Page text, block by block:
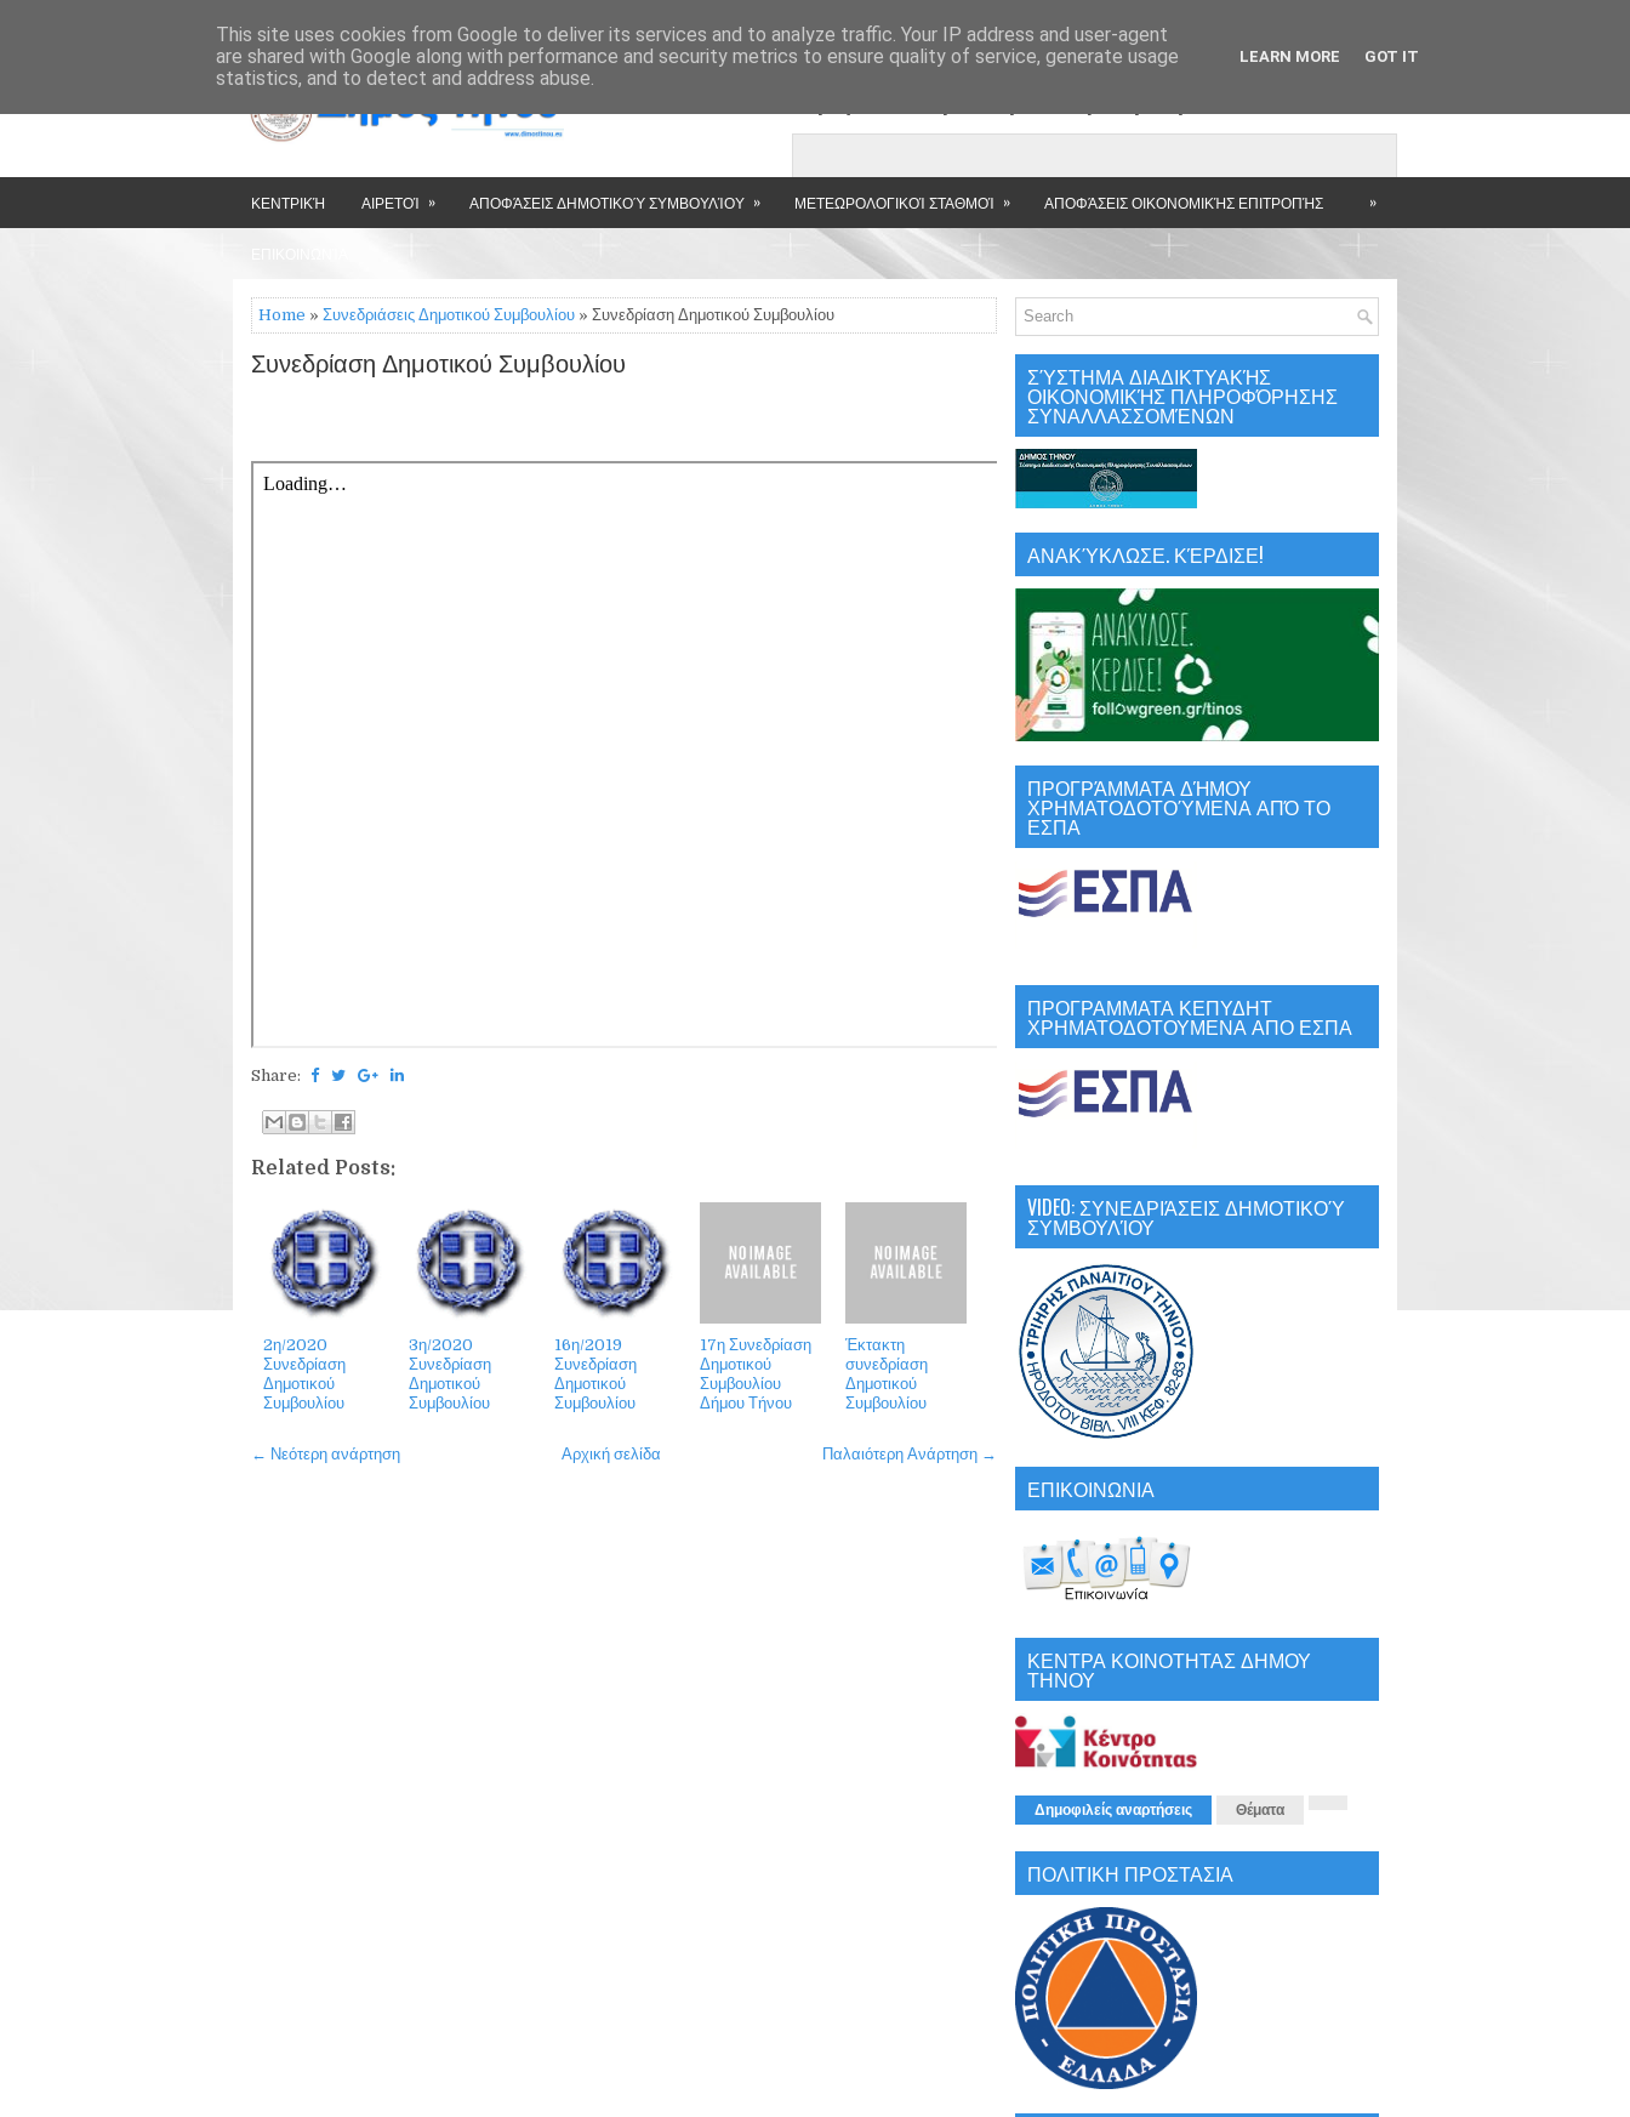
HOME ΔΉΜΟΣ ΤΉΝΟΥ » » »
ΚΕΝΤΡΙΚΉ ΑΙΡΕΤΟΊ » ΑΠΟΦΆΣΕΙΣ ΔΗΜΟΤΙΚΟΎ ΣΥΜΒΟΥΛΊΟΥ » ΜΕΤΕΩΡΟΛΟΓΙΚΟΊ ΣΤΑΘΜΟΊ » ΑΠΟΦΆΣΕΙΣ ΟΙΚΟΝΟΜΙΚΉΣ ΕΠΙΤΡΟΠΉΣ »
Home » Συνεδριάσεις Δημοτικού Συμβουλίου » Συνεδρίαση Δημοτικού Συμβουλίου
Συνεδρίαση Δημοτικού Συμβουλίου
Share:
Related Posts:
2η/2020
Συνεδρίαση
Δημοτικού
Συμβουλίου
3η/2020
Συνεδρίαση
Δημοτικού
Συμβουλίου
16η/2019
Συνεδρίαση
Δημοτικού
Συμβουλίου
17η Συνεδρίαση
Δημοτικού
Συμβουλίου
Δήμου Τήνου
Έκτακτη
συνεδρίαση
Δημοτικού
Συμβουλίου
← Νεότερη ανάρτηση Παλαιότερη Ανάρτηση →
Αρχική σελίδα
ΣΎΣΤΗΜΑ ΔΙΑΔΙΚΤΥΑΚΉΣ
ΟΙΚΟΝΟΜΙΚΉΣ ΠΛΗΡΟΦΌΡΗΣΗΣ
ΣΥΝΑΛΛΑΣΣΟΜΈΝΩΝ
ΑΝΑΚΎΚΛΩΣΕ. ΚΈΡΔΙΣΕ!
ΠΡΟΓΡΆΜΜΑΤΑ ΔΉΜΟΥ
ΧΡΗΜΑΤΟΔΟΤΟΎΜΕΝΑ ΑΠΌ ΤΟ
ΕΣΠΑ
ΠΡΟΓΡΑΜΜΑΤΑ ΚΕΠΥΔΗΤ
ΧΡΗΜΑΤΟΔΟΤΟΥΜΕΝΑ ΑΠΟ ΕΣΠΑ
VIDEO: ΣΥΝΕΔΡΙΆΣΕΙΣ ΔΗΜΟΤΙΚΟΎ
ΣΥΜΒΟΥΛΊΟΥ
ΕΠΙΚΟΙΝΩΝΙΑ
ΚΕΝΤΡΑ ΚΟΙΝΟΤΗΤΑΣ ΔΗΜΟΥ
ΤΗΝΟΥ
Δημοφιλείς αναρτήσεις Θέματα
ΠΟΛΙΤΙΚΗ ΠΡΟΣΤΑΣΙΑ
This site uses cookies from Google to deliver its services and to analyze traffic. Your IP address and user-agent
are shared with Google along with performance and security metrics to ensure quality of service, generate usage
statistics, and to detect and address abuse.
LEARN MORE GOT IT